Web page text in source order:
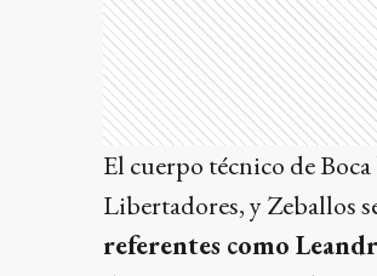
El cuerpo técnico de
Libertadores, y Zeballos
referentes como